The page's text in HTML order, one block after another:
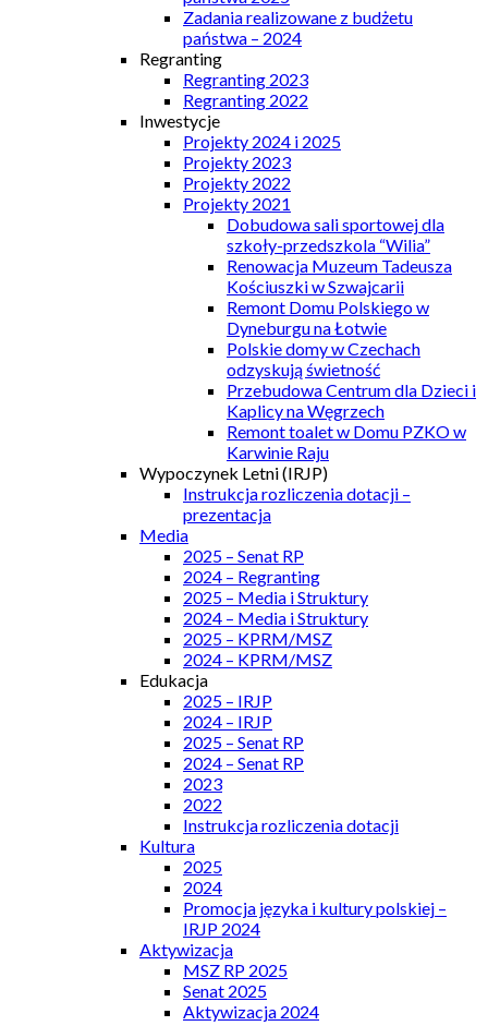
Zadania realizowane z budżetu
państwa – 2024
Regranting
Regranting 2023
Regranting 2022
Inwestycje
Projekty 2024 i 2025
Projekty 2023
Projekty 2022
Projekty 2021
Dobudowa sali sportowej dla
szkoły-przedszkola “Wilia”
Renowacja Muzeum Tadeusza
Kościuszki w Szwajcarii
Remont Domu Polskiego w
Dyneburgu na Łotwie
Polskie domy w Czechach
odzyskują świetność
Przebudowa Centrum dla Dzieci i
Kaplicy na Węgrzech
Remont toalet w Domu PZKO w
Karwinie Raju
Wypoczynek Letni (IRJP)
Instrukcja rozliczenia dotacji –
prezentacja
Media
2025 – Senat RP
2024 – Regranting
2025 – Media i Struktury
2024 – Media i Struktury
2025 – KPRM/MSZ
2024 – KPRM/MSZ
Edukacja
2025 – IRJP
2024 – IRJP
2025 – Senat RP
2024 – Senat RP
2023
2022
Instrukcja rozliczenia dotacji
Kultura
2025
2024
Promocja języka i kultury polskiej –
IRJP 2024
Aktywizacja
MSZ RP 2025
Senat 2025
Aktywizacja 2024